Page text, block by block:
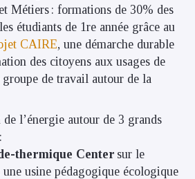
Métiers : formations de 30% des
étudiants de 1re année grâce au
CAIRE, une démarche durable
des citoyens aux usages de
de travail autour de la
l’énergie autour de 3 grands
thermique Center sur le
une usine pédagogique écologique